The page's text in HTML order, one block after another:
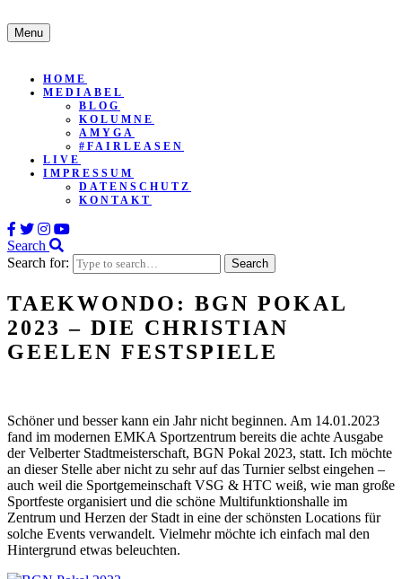
Menu
HOME
MEDIABEL
BLOG
KOLUMNE
AMYGA
#FAIRLEASEN
LIVE
IMPRESSUM
DATENSCHUTZ
KONTAKT
Search
Search for:
TAEKWONDO: BGN POKAL
2023 – DIE CHRISTIAN
GEELEN FESTSPIELE
Schöner und besser kann ein Jahr nicht beginnen. Am 14.01.2023
fand im modernen EMKA Sportzentrum bereits die achte Ausgabe
der Velberter Stadtmeisterschaft, BGN Pokal 2023, statt. Ich möchte
an dieser Stelle aber nicht zu sehr auf das Turnier selbst eingehen –
auch weil die Sportgemeinschaft VSG & HTC weiß, wie man große
Sportfeste organisiert und die schöne Multifunktionshalle im
Zentrum und Herzen der Stadt in eine der schönsten Locations für
solche Events verwandelt. Vielmehr möchte ich einfach mal den
Hintergrund etwas beleuchten.